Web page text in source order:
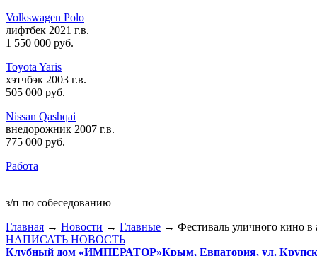
Volkswagen Polo
лифтбек 2021 г.в.
1 550 000 руб.
Toyota Yaris
хэтчбэк 2003 г.в.
505 000 руб.
Nissan Qashqai
внедорожник 2007 г.в.
775 000 руб.
Работа
з/п по собеседованию
Главная → Новости → Главные → Фестиваль уличного кино в
НАПИСАТЬ НОВОСТЬ
Клубный дом «ИМПЕРАТОР»Крым, Евпатория, ул.